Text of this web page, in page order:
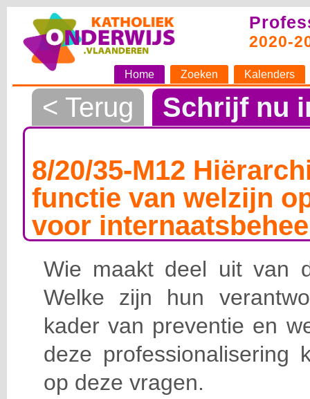
2020-
Home Zoeken Kalenders
< Terug Schrijf nu
8/20/35-M12
functie van welzijn
voor
Wie maakt deel uit van
Welke zijn hun
kader van preventie en
deze professionalisering
op deze vragen.